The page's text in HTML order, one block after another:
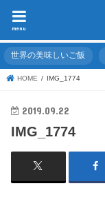
menu
世界の美味しいご飯
HOME IMG_1774
2019.09.22
IMG_1774